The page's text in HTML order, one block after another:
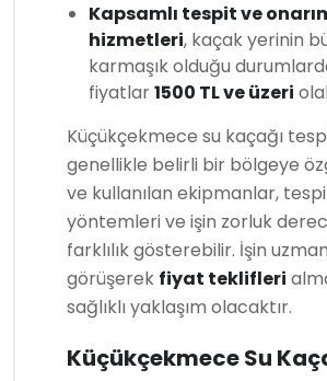
Kapsamlı tespit ve
hizmetleri, kaçak yerinin
karmaşık olduğu
fiyatlar1500 TL ve üzeri
Küçükçekmece su kaçağı
genellikle belirli bir bölgeye
ve kullanılan ekipmanlar,
yöntemleri ve işin zorluk
farklılık gösterebilir. İşin
görüşerek fiyat teklifleri
sağlıklı yaklaşım olacaktır.
Küçükçekmece Su